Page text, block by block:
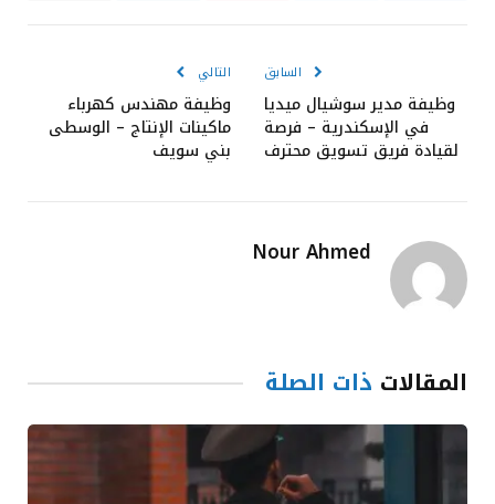
السابق
وظيفة مدير سوشيال ميديا
في الإسكندرية – فرصة
لقيادة فريق تسويق محترف
التالي
وظيفة مهندس كهرباء
ماكينات الإنتاج – الوسطى
بني سويف
Nour Ahmed
المقالات ذات الصلة